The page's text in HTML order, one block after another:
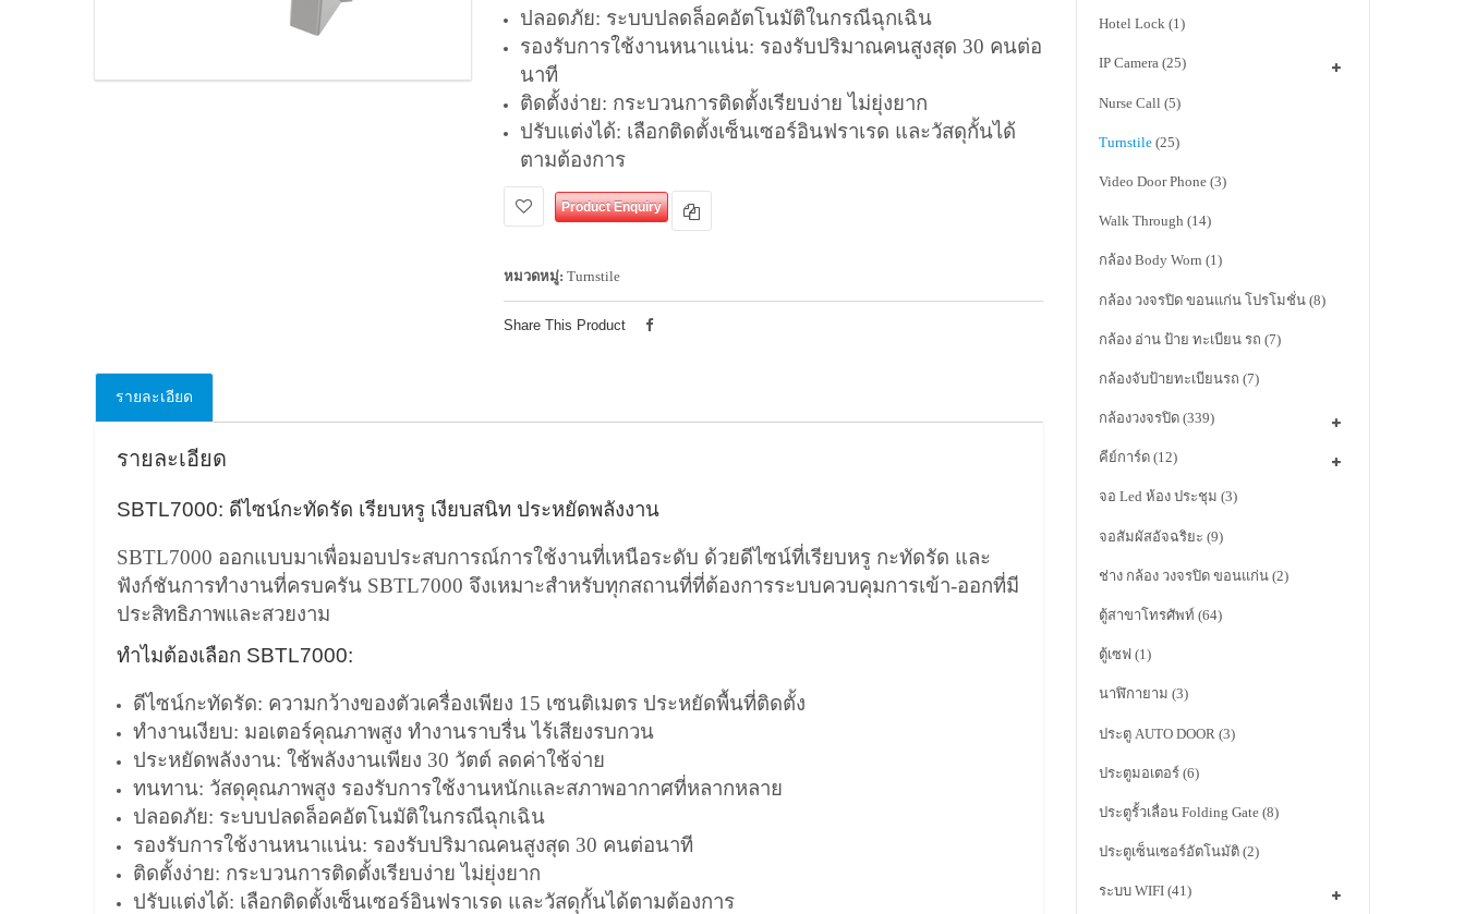
ปลอดภัย: ระบบปลดล็อคอัตโนมัติในกรณีฉุกเฉิน
รองรับการใช้งานหนาแน่น: รองรับปริมาณคนสูงสุด 30 คนต่อ
นาที
ติดตั้งง่าย: กระบวนการติดตั้งเรียบง่าย ไม่ยุ่งยาก
ปรับแต่งได้: เลือกติดตั้งเซ็นเซอร์อินฟราเรด และวัสดุกั้นได้
ตามต้องการ
Product Enquiry
หมวดหมู่: Turnstile
Share This Product
รายละเอียด
รายละเอียด
SBTL7000: ดีไซน์กะทัดรัด เรียบหรู เงียบสนิท ประหยัดพลังงาน
SBTL7000 ออกแบบมาเพื่อมอบประสบการณ์การใช้งานที่เหนือระดับ ด้วยดีไซน์ที่เรียบหรู กะทัดรัด และ
ฟังก์ชันการทำงานที่ครบครัน SBTL7000 จึงเหมาะสำหรับทุกสถานที่ที่ต้องการระบบควบคุมการเข้า-ออกที่มี
ประสิทธิภาพและสวยงาม
ทำไมต้องเลือก SBTL7000:
ดีไซน์กะทัดรัด: ความกว้างของตัวเครื่องเพียง 15 เซนติเมตร ประหยัดพื้นที่ติดตั้ง
ทำงานเงียบ: มอเตอร์คุณภาพสูง ทำงานราบรื่น ไร้เสียงรบกวน
ประหยัดพลังงาน: ใช้พลังงานเพียง 30 วัตต์ ลดค่าใช้จ่าย
ทนทาน: วัสดุคุณภาพสูง รองรับการใช้งานหนักและสภาพอากาศที่หลากหลาย
ปลอดภัย: ระบบปลดล็อคอัตโนมัติในกรณีฉุกเฉิน
รองรับการใช้งานหนาแน่น: รองรับปริมาณคนสูงสุด 30 คนต่อนาที
ติดตั้งง่าย: กระบวนการติดตั้งเรียบง่าย ไม่ยุ่งยาก
ปรับแต่งได้: เลือกติดตั้งเซ็นเซอร์อินฟราเรด และวัสดุกั้นได้ตามต้องการ
Hotel Lock (1)
IP Camera (25)
Nurse Call (5)
Turnstile (25)
Video Door Phone (3)
Walk Through (14)
กล้อง Body Worn (1)
กล้อง วงจรปิด ขอนแก่น โปรโมชั่น (8)
กล้อง อ่าน ป้าย ทะเบียน รถ (7)
กล้องจับป้ายทะเบียนรถ (7)
กล้องวงจรปิด (339)
คีย์การ์ด (12)
จอ Led ห้อง ประชุม (3)
จอสัมผัสอัจฉริยะ (9)
ช่าง กล้อง วงจรปิด ขอนแก่น (2)
ตู้สาขาโทรศัพท์ (64)
ตู้เซฟ (1)
นาฬิกายาม (3)
ประตู AUTO DOOR (3)
ประตูมอเตอร์ (6)
ประตูรั้วเลื่อน Folding Gate (8)
ประตูเซ็นเซอร์อัตโนมัติ (2)
ระบบ WIFI (41)